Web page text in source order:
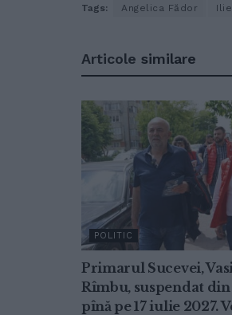
Tags: Angelica Fădor
Articole similare
POLITIC
Primarul Sucevei,
Rîmbu, suspendat din
pînă pe 17 iulie 2027.